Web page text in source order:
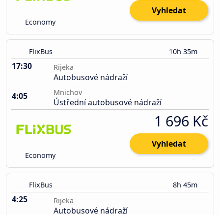
Economy
Vyhledat
FlixBus 10h 35m
17:30 Rijeka
Autobusové nádraží
4:05
Mnichov
Ústřední autobusové nádraží
Economy
1 696 Kč
Vyhledat
FlixBus 8h 45m
4:25 Rijeka
Autobusové nádraží